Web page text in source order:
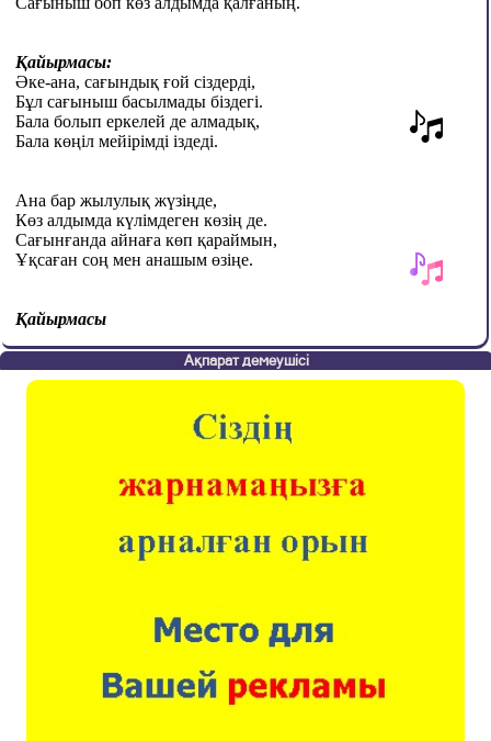
Қайырмасы:
Әке-ана, сағындық ғой сіздерді,
Бұл сағыныш басылмады біздегі.
Бала болып еркелей де алмадық,
Бала көңіл мейірімді іздеді.
Ана бар жылулық жүзіңде,
Көз алдымда күлімдеген көзің де.
Сағынғанда айнаға көп қараймын,
Ұқсаған соң мен анашым өзіңе.
Қайырмасы
Ақпарат демеушісі